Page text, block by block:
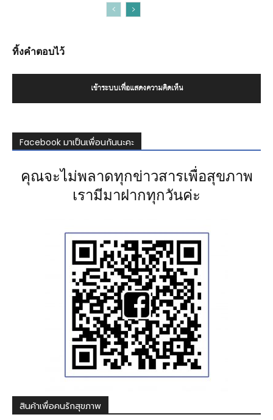
ทิ้งคำตอบไว้
เข้าระบบเพื่อแสดงความคิดเห็น
Facebook มาเป็นเพื่อนกันนะคะ
คุณจะไม่พลาดทุกข่าวสารเพื่อสุขภาพ
เรามีมาฝากทุกวันค่ะ
สินค้าเพื่อคนรักสุขภาพ